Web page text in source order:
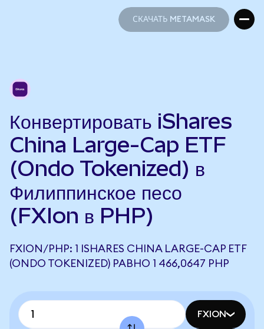
СКАЧАТЬ METAMASK
Конвертировать iShares
China Large-Cap ETF
(Ondo Tokenized) в
Филиппинское песо
(FXIon в PHP)
FXION/PHP: 1 ISHARES CHINA LARGE-CAP ETF
(ONDO TOKENIZED) РАВНО 1 466,0647 PHP
FXION